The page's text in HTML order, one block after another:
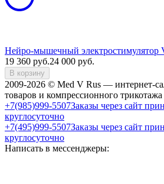
Нейро-мышечный электростимулятор
19 360 руб.24 000 руб.
В корзину
2009-2026 © Med V Rus — интернет-
товаров и компрессионного трикотажа
+7(985)999-5507Заказы через сайт
круглосуточно
+7(495)999-5507Заказы через сайт
круглосуточно
Написать в мессенджеры: